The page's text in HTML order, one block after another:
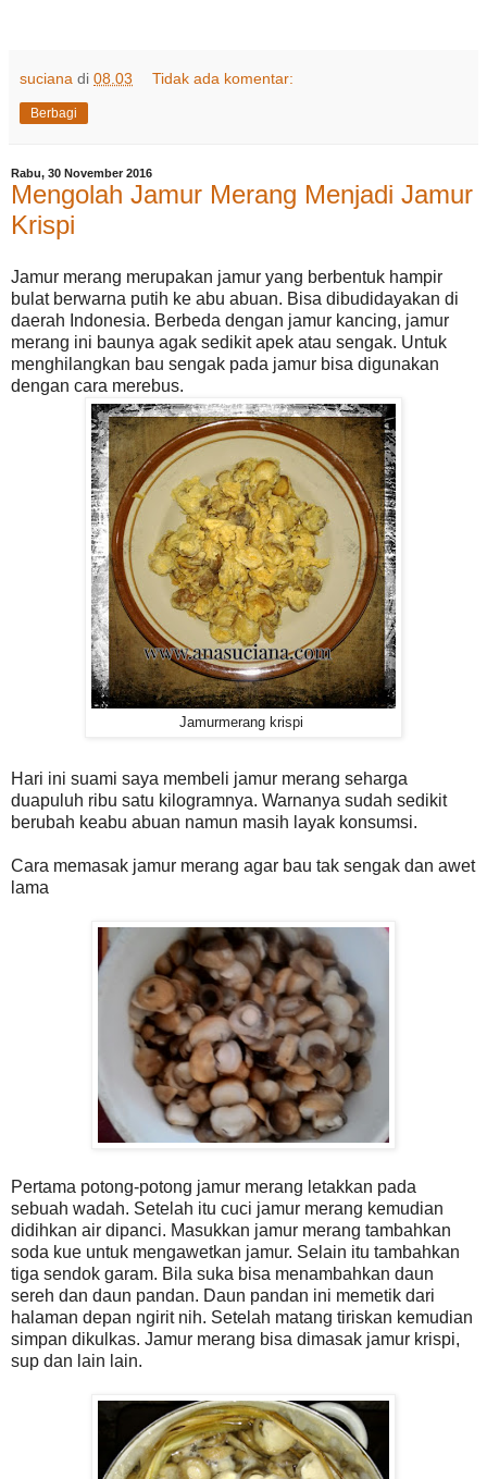
suciana di 08.03 Tidak ada komentar:
Berbagi
Rabu, 30 November 2016
Mengolah Jamur Merang Menjadi Jamur
Krispi
Jamur merang merupakan jamur yang berbentuk hampir
bulat berwarna putih ke abu abuan. Bisa dibudidayakan di
daerah Indonesia. Berbeda dengan jamur kancing, jamur
merang ini baunya agak sedikit apek atau sengak. Untuk
menghilangkan bau sengak pada jamur bisa digunakan
dengan cara merebus.
Jamurmerang krispi
Hari ini suami saya membeli jamur merang seharga
duapuluh ribu satu kilogramnya. Warnanya sudah sedikit
berubah keabu abuan namun masih layak konsumsi.
Cara memasak jamur merang agar bau tak sengak dan awet
lama
Pertama potong-potong jamur merang letakkan pada
sebuah wadah. Setelah itu cuci jamur merang kemudian
didihkan air dipanci. Masukkan jamur merang tambahkan
soda kue untuk mengawetkan jamur. Selain itu tambahkan
tiga sendok garam. Bila suka bisa menambahkan daun
sereh dan daun pandan. Daun pandan ini memetik dari
halaman depan ngirit nih. Setelah matang tiriskan kemudian
simpan dikulkas. Jamur merang bisa dimasak jamur krispi,
sup dan lain lain.